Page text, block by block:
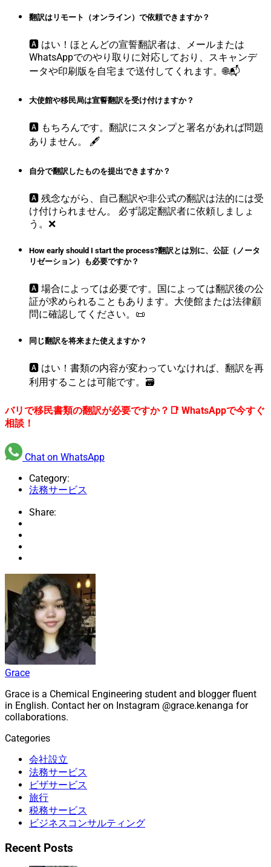
翻訳はリモート（オンライン）で依頼できますか？
🅰️ はい！ほとんどの宣誓翻訳者は、メールまたは
WhatsAppでのやり取りに対応しており、スキャンデ
ータや印刷版を自宅まで送付してくれます。🌐📬
大使館や移民局は宣誓翻訳を受け付けますか？
🅰️ もちろんです。翻訳にスタンプと署名があれば問題
ありません。 🖋️
自分で翻訳したものを提出できますか？
🅰️ 残念ながら、自己翻訳や非公式の翻訳は法的には受
け付けられません。 必ず認定翻訳者に依頼しましょ
う。❌
How early should I start the process?翻訳とは別に、公証（ノータ
リゼーション）も必要ですか？
🅰️ 場合によっては必要です。国によっては翻訳後の公
証が求められることもあります。大使館または法律顧
問に確認してください。📜
同じ翻訳を将来また使えますか？
🅰️ はい！書類の内容が変わっていなければ、翻訳を再
利用することは可能です。🗃️
バリで移民書類の翻訳が必要ですか？📑 WhatsAppで今すぐ
相談！
Chat on WhatsApp
Category:
法務サービス
Share:
Grace
Grace is a Chemical Engineering student and blogger fluent
in English. Contact her on Instagram @grace.kenanga for
collaborations.
Categories
会社設立
法務サービス
ビザサービス
旅行
税務サービス
ビジネスコンサルティング
Recent Posts